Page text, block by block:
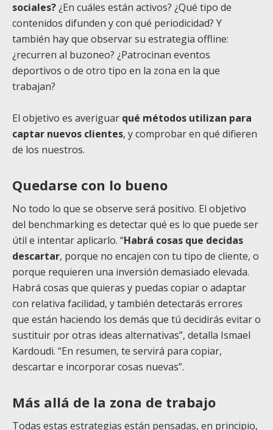
sociales?¿En cuáles están activos? ¿Qué tipo de
contenidos difunden y con qué periodicidad? Y
también hay que observar su estrategia offline:
¿recurren al buzoneo? ¿Patrocinan eventos
deportivos o de otro tipo en la zona en la que
trabajan?
El objetivo es averiguar qué métodos utilizan para
captar nuevos clientes, y comprobar en qué difieren
de los nuestros.
Quedarse con lo bueno
No todo lo que se observe será positivo. El objetivo
del benchmarking es detectar qué es lo que puede ser
útil e intentar aplicarlo. “Habrá cosas que decidas
descartar, porque no encajen con tu tipo de cliente, o
porque requieren una inversión demasiado elevada.
Habrá cosas que quieras y puedas copiar o adaptar
con relativa facilidad, y también detectarás errores
que están haciendo los demás que tú decidirás evitar o
sustituir por otras ideas alternativas”, detalla Ismael
Kardoudi. “En resumen, te servirá para copiar,
descartar e incorporar cosas nuevas”.
Más allá de la zona de trabajo
Todas estas estrategias están pensadas, en principio,